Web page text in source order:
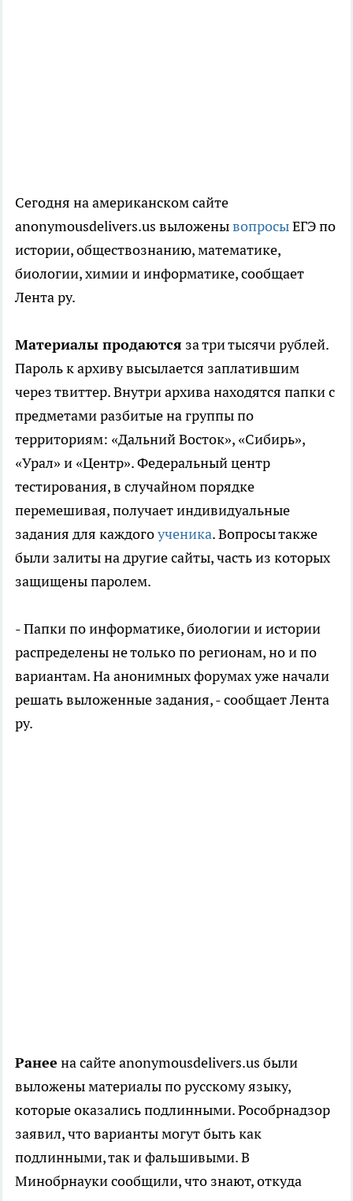
Сегодня на американском сайте
anonymousdelivers.us выложенывопросыЕГЭ по
истории, обществознанию, математике,
биологии, химии и информатике, сообщает
Лента ру.
Материалы продаются за три тысячи рублей.
Пароль к архиву высылается заплатившим
через твиттер. Внутри архива находятся папки с
предметами разбитые на группы по
территориям: «Дальний Восток», «Сибирь»,
«Урал» и «Центр». Федеральный центр
тестирования, в случайном порядке
перемешивая, получает индивидуальные
задания для каждогоученика. Вопросы также
были залиты на другие сайты, часть из которых
защищены паролем.
- Папки по информатике, биологии и истории
распределены не только по регионам, но и по
вариантам. На анонимных форумах уже начали
решать выложенные задания, - сообщает Лента
ру.
Ранее на сайте anonymousdelivers.us были
выложены материалы по русскому языку,
которые оказались подлинными. Рособрнадзор
заявил, что варианты могут быть как
подлинными, так и фальшивыми. В
Минобрнауки сообщили, что знают, откуда